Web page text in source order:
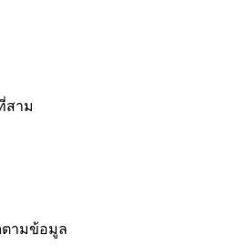
สาม
ตามข้อมูล